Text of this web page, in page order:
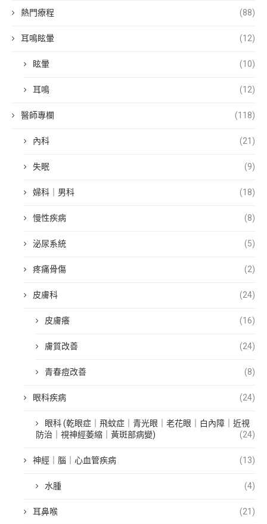
熱門療程 (88)
耳鳴眩暈 (12)
眩暈 (10)
耳鳴 (12)
醫師專欄 (118)
內科 (21)
失眠 (9)
婦科｜男科 (18)
慢性疾病 (8)
泌尿系統 (5)
疼痛骨傷 (2)
皮膚科 (24)
皮膚癢 (16)
膚質改善 (24)
青春痘改善 (8)
眼科疾病 (24)
眼科 (乾眼症｜飛蚊症｜青光眼｜老花眼｜白內障｜近視
防治｜視神經萎縮｜黃斑部病變)
(24)
神經｜腦｜心血管疾病 (13)
水腫 (4)
耳鼻喉 (21)